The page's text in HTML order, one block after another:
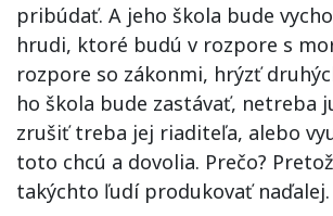
pribúdať. A jeho škola bude
hrudi, ktoré budú v rozpore s
rozpore so zákonmi, hrýzť
ho škola bude zastávať, netreba
zrušiť treba jej riaditeľa, alebo
toto chcú a dovolia. Prečo?
takýchto ľudí produkovať naďalej.